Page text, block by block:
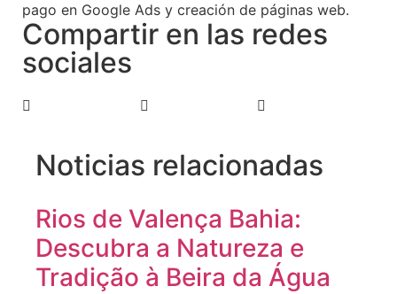
pago en Google Ads y creación de páginas web.
Compartir en las redes
sociales
Noticias relacionadas
Rios de Valença Bahia:
Descubra a Natureza e
Tradição à Beira da Água